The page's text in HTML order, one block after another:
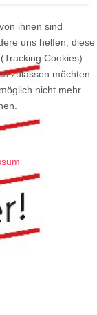
ihnen sind
uns helfen, diese
Cookies).
zulassen möchten.
nicht mehr